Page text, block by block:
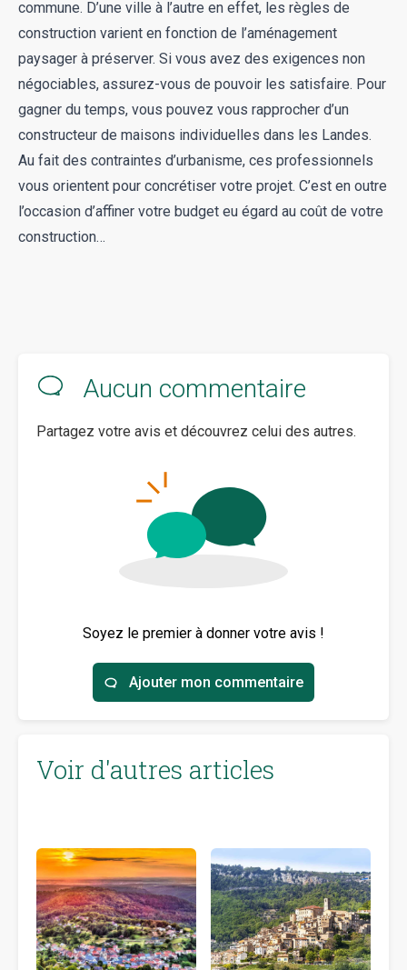
commune. D’une ville à l’autre en effet, les règles de
construction varient en fonction de l’aménagement
paysager à préserver. Si vous avez des exigences non
négociables, assurez-vous de pouvoir les satisfaire. Pour
gagner du temps, vous pouvez vous rapprocher d’un
constructeur de maisons individuelles dans les Landes.
Au fait des contraintes d’urbanisme, ces professionnels
vous orientent pour concrétiser votre projet. C’est en outre
l’occasion d’affiner votre budget eu égard au coût de votre
construction…
Aucun commentaire
Partagez votre avis et découvrez celui des autres.
Soyez le premier à donner votre avis !
Ajouter mon commentaire
Voir d'autres articles